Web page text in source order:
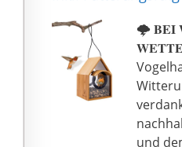
den
geben
usw. in
Sie
stellen
🌩️ 𝐁𝐄𝐈
und